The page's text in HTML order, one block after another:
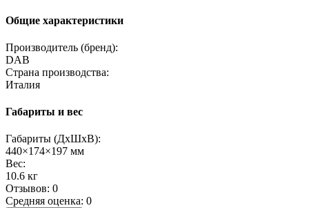
Общие характеристики
Производитель (бренд):
DAB
Страна производства:
Италия
Габариты и вес
Габариты (ДхШхВ):
440×174×197 мм
Вес:
10.6 кг
Отзывов: 0
Средняя оценка: 0